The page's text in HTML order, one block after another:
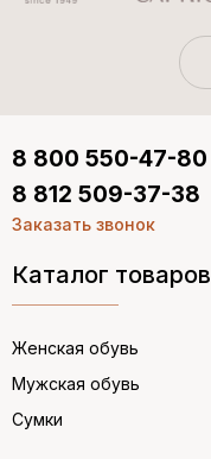
Каталог товаров
Женская обувь
Мужская обувь
Сумки
8 800 550-47-80
8 812 509-37-38
Заказать звонок